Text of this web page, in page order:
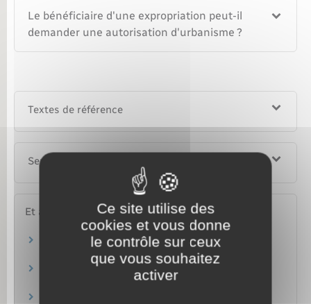
Le bénéficiaire d'une expropriation peut-il
demander une autorisation d'urbanisme ?
Textes de référence
Services en ligne et formulaires
Et aussi
Permis de construire
Déclaration préalable de travaux (DP)
Ce site utilise des
cookies et vous donne
le contrôle sur ceux
que vous souhaitez
activer